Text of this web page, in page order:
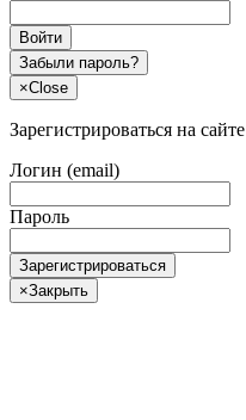
Войти
Забыли пароль?
×Close
Зарегистрироваться на сайте
Логин (email)
Пароль
Зарегистрироваться
×Закрыть